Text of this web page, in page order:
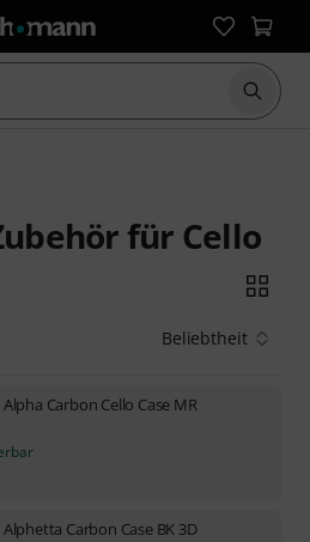
Suche
für Cello
Beliebtheit
Alpha Carbon Cello Case MR
Alphetta Carbon Case BK 3D